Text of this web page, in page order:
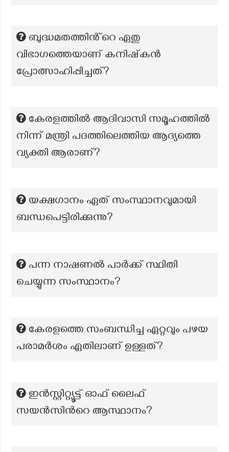
ബുദ്ധമതത്തിൻ്റെ ഏതു
വിഭാഗത്തെയാണ് കനിഷ്‌കൻ
പ്രോത്സാഹിപ്പിച്ചത്?
കേരളത്തിൽ ആദിവാസി സമൂഹത്തിൽ
നിന്ന് മന്ത്രി പദത്തിലെത്തിയ ആദ്യത്തെ
വ്യക്തി ആരാണ്?
യക്ഷഗാനം ഏത് സംസ്ഥാനവുമായി
ബന്ധപെട്ടിരിക്കുന്നു?
പന്ന നാഷണൽ പാർക്ക് സ്ഥിതി
ചെയ്യുന്ന സംസ്ഥാനം?
കേരളത്തെ സംബന്ധിച്ച ഏറ്റവും പഴയ
പരാമർശം ഏതിലാണ് ഉള്ളത്?
ഇൻസ്റ്റിറ്റ്യൂട്ട് ഓഫ് ലൈഫ്
സയൻസിന്‍റെ ആസ്ഥാനം?